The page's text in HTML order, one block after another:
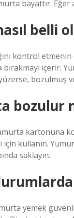
bayattır.
belli
kontrol
içerir.
bozulmuş
bozulur
kartonuna
kullanın.
saklayın.
yemek